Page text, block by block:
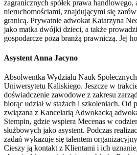
zagranicznych spółek prawa handlowego,
nieruchomościami, znajdującymi się
granicą. Prywatnie adwokat Katarzyna
jako matka dwójki dzieci, a także
gospodarcze poza branżą prawniczą. Jej
Asystent Anna Jacyno
Absolwentka Wydziału Nauk
Uniwersytetu Kaliskiego. Jeszcze w
doświadczenie zawodowe z zakresu
biorąc udział w stażach i szkoleniach. Od
związana z Kancelarią Adwokacką
Stempin, gdzie wspiera Mecenas w
służbowych jako asystent. Podczas
zadań wykazuje się talentem
Cieszy ją kontakt z Klientami i ich